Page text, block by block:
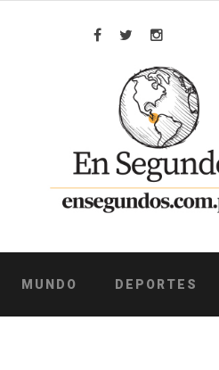
Facebook
TwitterInstagram
MUNDO DEPORTES